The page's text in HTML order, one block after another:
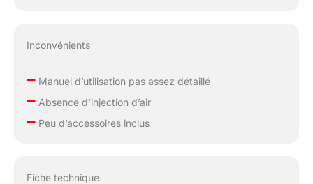
Inconvénients
–Manuel d’utilisation pas assez détaillé
–Absence d’injection d’air
–Peu d’accessoires inclus
Fiche technique